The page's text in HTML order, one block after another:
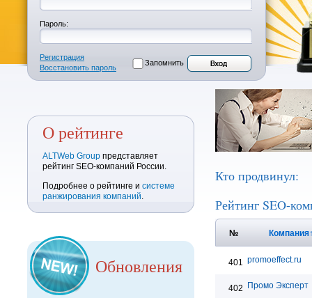
Пароль:
Регистрация
Восстановить пароль
Запомнить
О рейтинге
ALTWeb Group представляет
рейтинг SEO-компаний России.
Подробнее о рейтинге и системе
ранжирования компаний.
Обновления
Кто продвинул:
Рейтинг SEO-
№ Компания
401 promoeffect.ru
402 Промо Эксперт